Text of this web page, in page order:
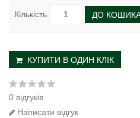
Кількість ДО
КУПИТИ В ОДИН КЛІК
0 відгуків
Написати відгук